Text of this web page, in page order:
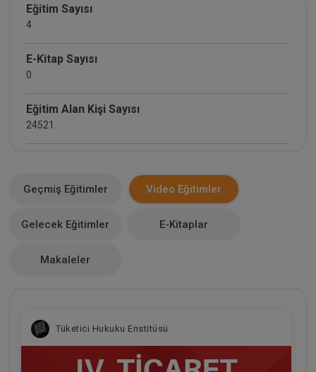
Eğitim Sayısı
4
E-Kitap Sayısı
0
Eğitim Alan Kişi Sayısı
24521
0
Geçmiş Eğitimler Video Eğitimler
Gelecek Eğitimler E-Kitaplar
Makaleler
Tüketici Hukuku Enstitüsü